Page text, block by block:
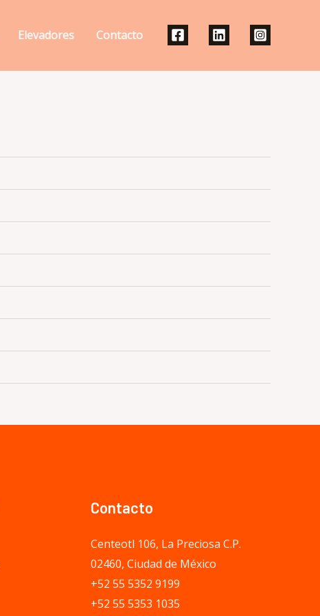
Elevadores Contacto
Contacto
Centeotl 106, La Preciosa C.P.
02460, Ciudad de México
+52 55 5352 9199
+52 55 5353 1035